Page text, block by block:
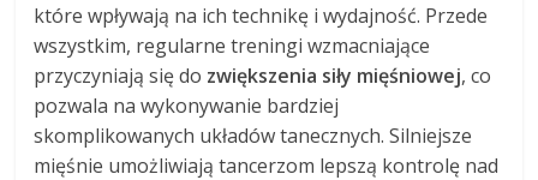
które wpływają na ich technikę i wydajność. Przede
wszystkim, regularne treningi wzmacniające
przyczyniają się do zwiększenia siły mięśniowej, co
pozwala na wykonywanie bardziej
skomplikowanych układów tanecznych. Silniejsze
mięśnie umożliwiają tancerzom lepszą kontrolę nad